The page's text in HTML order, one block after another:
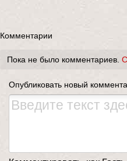
Комментарии
Пока не было комментариев.
Опубликовать новый